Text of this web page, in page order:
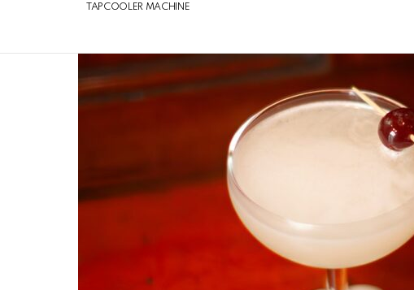
TAPCOOLER MACHINE